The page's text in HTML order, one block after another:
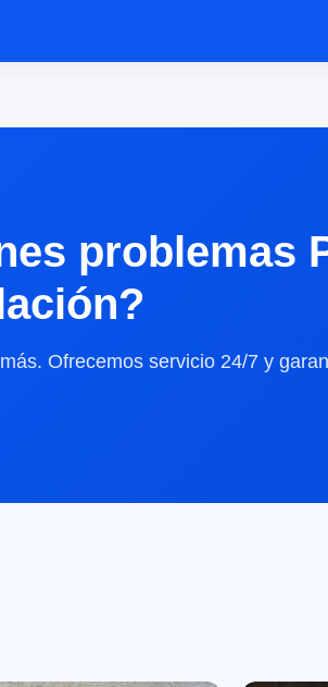
problemas
Ofrecemos servicio 24/7 y